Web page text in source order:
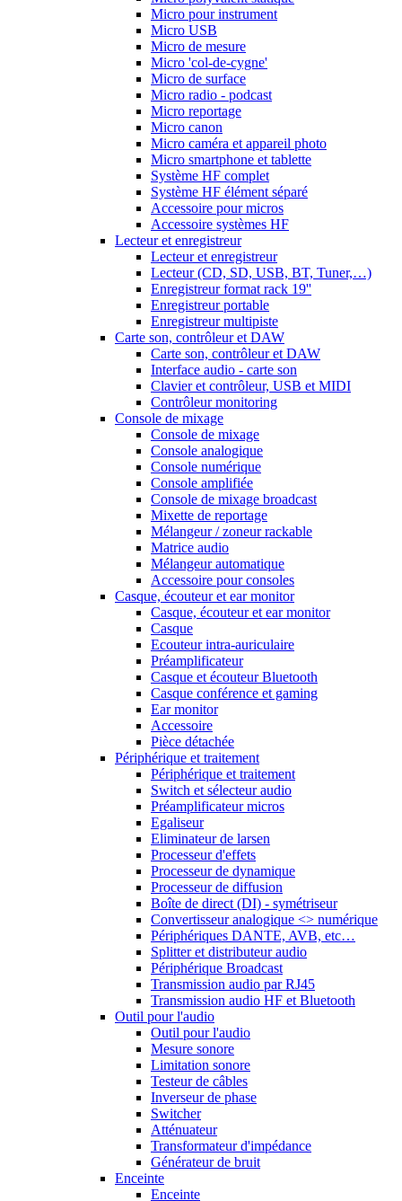
Micro pour instrument
Micro USB
Micro de mesure
Micro 'col-de-cygne'
Micro de surface
Micro radio - podcast
Micro reportage
Micro canon
Micro caméra et appareil photo
Micro smartphone et tablette
Système HF complet
Système HF élément séparé
Accessoire pour micros
Accessoire systèmes HF
Lecteur et enregistreur
Lecteur et enregistreur
Lecteur (CD, SD, USB, BT, Tuner,…)
Enregistreur format rack 19''
Enregistreur portable
Enregistreur multipiste
Carte son, contrôleur et DAW
Carte son, contrôleur et DAW
Interface audio - carte son
Clavier et contrôleur, USB et MIDI
Contrôleur monitoring
Console de mixage
Console de mixage
Console analogique
Console numérique
Console amplifiée
Console de mixage broadcast
Mixette de reportage
Mélangeur / zoneur rackable
Matrice audio
Mélangeur automatique
Accessoire pour consoles
Casque, écouteur et ear monitor
Casque, écouteur et ear monitor
Casque
Ecouteur intra-auriculaire
Préamplificateur
Casque et écouteur Bluetooth
Casque conférence et gaming
Ear monitor
Accessoire
Pièce détachée
Périphérique et traitement
Périphérique et traitement
Switch et sélecteur audio
Préamplificateur micros
Egaliseur
Eliminateur de larsen
Processeur d'effets
Processeur de dynamique
Processeur de diffusion
Boîte de direct (DI) - symétriseur
Convertisseur analogique <> numérique
Périphériques DANTE, AVB, etc…
Splitter et distributeur audio
Périphérique Broadcast
Transmission audio par RJ45
Transmission audio HF et Bluetooth
Outil pour l'audio
Outil pour l'audio
Mesure sonore
Limitation sonore
Testeur de câbles
Inverseur de phase
Switcher
Atténuateur
Transformateur d'impédance
Générateur de bruit
Enceinte
Enceinte